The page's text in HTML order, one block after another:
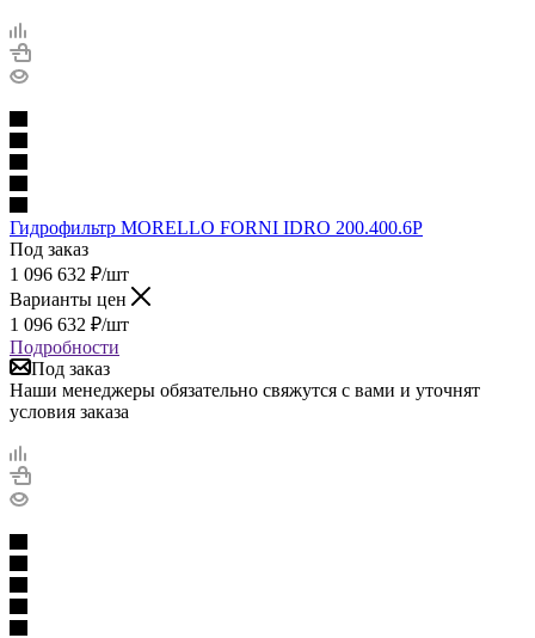
Гидрофильтр MORELLO FORNI IDRO 200.400.6P
Под заказ
1 096 632 ₽/шт
Варианты цен
1 096 632 ₽/шт
Подробности
Под заказ
Наши менеджеры обязательно свяжутся с вами и уточнят
условия заказа